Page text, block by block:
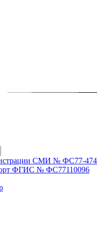
СМИ № ФС77-
ФГИС № ФС77110096